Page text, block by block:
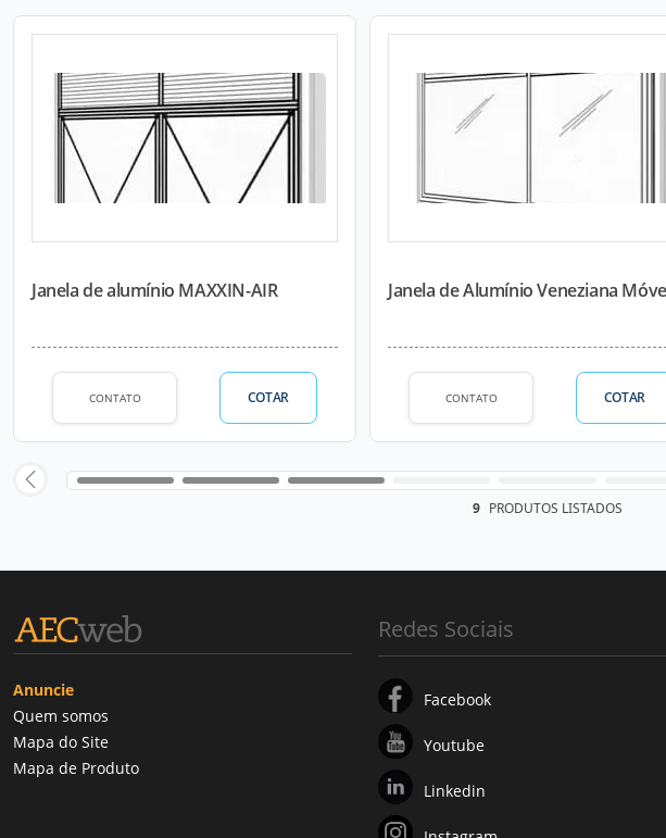
Janela de alumínio MAXXIN-AIR
CONTATO COTAR
Janela de Alumínio Veneziana
CONTATO COTAR
9 PRODUTOS LISTADOS
Anuncie
Quem somos
Mapa do Site
Mapa de Produto
Redes Sociais
Facebook
Youtube
Linkedin